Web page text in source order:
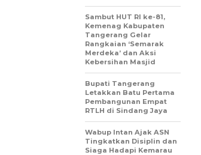
Sambut HUT RI ke-81,
Kemenag Kabupaten
Tangerang Gelar
Rangkaian ‘Semarak
Merdeka’ dan Aksi
Kebersihan Masjid
Bupati Tangerang
Letakkan Batu Pertama
Pembangunan Empat
RTLH di Sindang Jaya
Wabup Intan Ajak ASN
Tingkatkan Disiplin dan
Siaga Hadapi Kemarau